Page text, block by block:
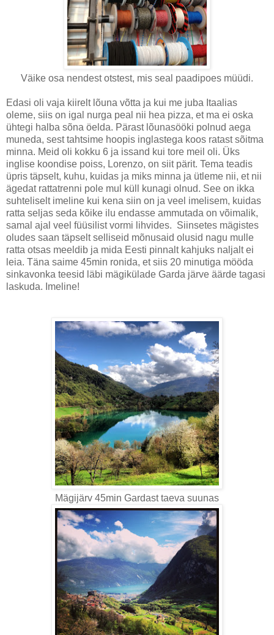
Väike osa nendest otstest, mis seal paadipoes müüdi.
Edasi oli vaja kiirelt lõuna võtta ja kui me juba Itaalias
oleme, siis on igal nurga peal nii hea pizza, et ma ei oska
ühtegi halba sõna öelda. Pärast lõunasööki polnud aega
muneda, sest tahtsime hoopis inglastega koos ratast sõitma
minna. Meid oli kokku 6 ja issand kui tore meil oli. Üks
inglise koondise poiss, Lorenzo, on siit pärit. Tema teadis
üpris täpselt, kuhu, kuidas ja miks minna ja ütleme nii, et nii
ägedat rattatrenni pole mul küll kunagi olnud. See on ikka
suhteliselt imeline kui kena siin on ja veel imelisem, kuidas
ratta seljas seda kõike ilu endasse ammutada on võimalik,
samal ajal veel füüsilist vormi lihvides. Siinsetes mägistes
oludes saan täpselt selliseid mõnusaid olusid nagu mulle
ratta otsas meeldib ja mida Eesti pinnalt kahjuks naljalt ei
leia. Täna saime 45min ronida, et siis 20 minutiga mööda
sinkavonka teesid läbi mägikülade Garda järve äärde tagasi
laskuda. Imeline!
Mägijärv 45min Gardast taeva suunas